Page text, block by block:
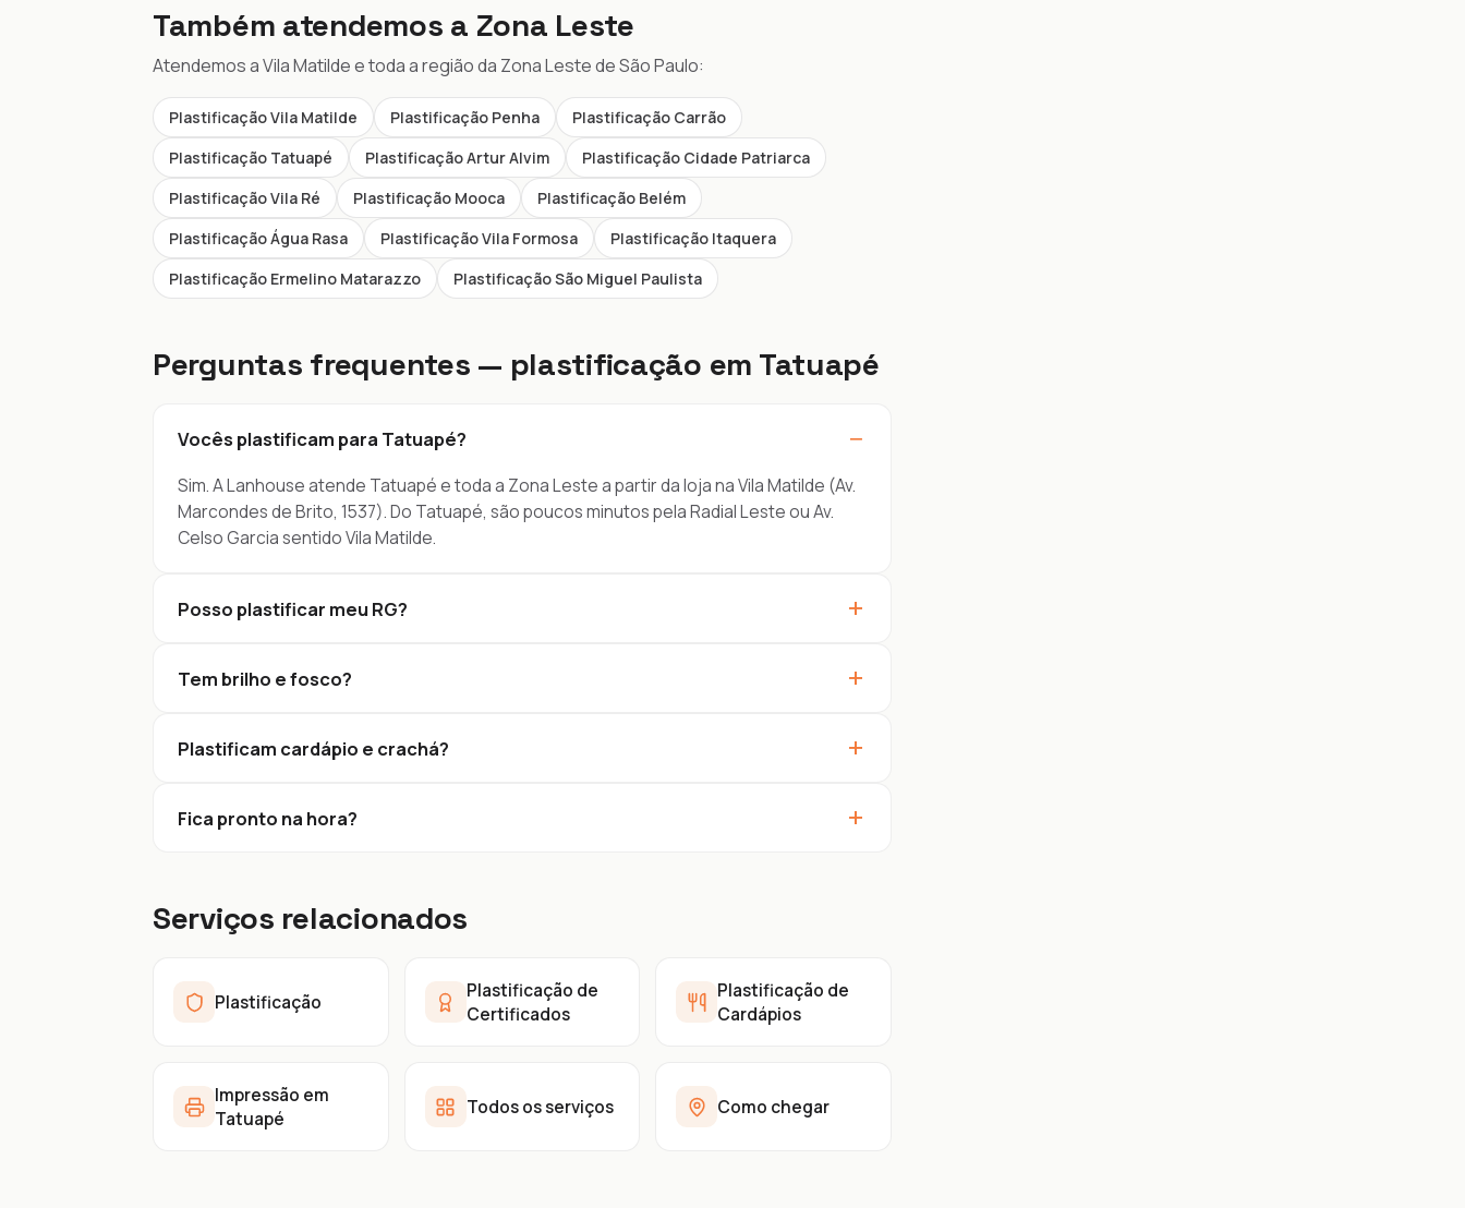
Também atendemos a Zona Leste
Atendemos a Vila Matilde e toda a região da Zona Leste de São Paulo:
Plastificação Vila Matilde Plastificação Penha
Plastificação Carrão
Plastificação Tatuapé
Plastificação Artur Alvim
Plastificação Cidade Patriarca
Plastificação Vila Ré
Plastificação Mooca
Plastificação Belém
Plastificação Água Rasa
Plastificação Vila Formosa
Plastificação Itaquera
Plastificação Ermelino Matarazzo
Plastificação São Miguel Paulista
Perguntas frequentes — plastificação em Tatuapé
Vocês plastificam para Tatuapé? −
Sim. A Lanhouse atende Tatuapé e toda a Zona Leste a partir da loja na Vila Matilde (Av.
Marcondes de Brito, 1537). Do Tatuapé, são poucos minutos pela Radial Leste ou Av.
Celso Garcia sentido Vila Matilde.
Posso plastificar meu RG? +
Tem brilho e fosco? +
Plastificam cardápio e crachá? +
Fica pronto na hora? +
Serviços relacionados
Plastificação
Plastificação de
Certificados
Plastificação de
Cardápios
Impressão em
Tatuapé
Todos os serviços Como chegar